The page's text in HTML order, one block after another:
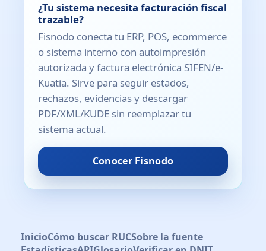
¿Tu sistema necesita facturación fiscal
trazable?
Fisnodo conecta tu ERP, POS, ecommerce
o sistema interno con autoimpresión
autorizada y factura electrónica SIFEN/e-
Kuatia. Sirve para seguir estados,
rechazos, evidencias y descargar
PDF/XML/KUDE sin reemplazar tu
sistema actual.
Conocer Fisnodo
InicioCómo buscar RUCSobre la fuente